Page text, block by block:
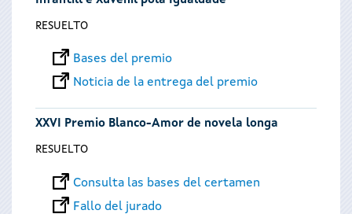
RESUELTO
Bases del premio
Noticia de la entrega del premio
XXVI Premio Blanco-Amor de novela longa
RESUELTO
Consulta las bases del certamen
Fallo del jurado